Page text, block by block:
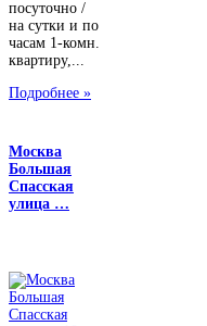
посуточно /
на сутки и по
часам 1-комн.
квартиру,...
Подробнее »
Москва
Большая
Спасская
улица …